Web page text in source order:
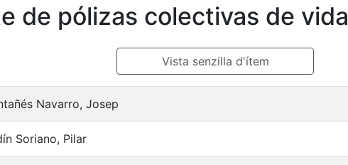
de pólizas colectivas de vida
Vista senzilla d'ítem
Navarro, Josep
Soriano, Pilar